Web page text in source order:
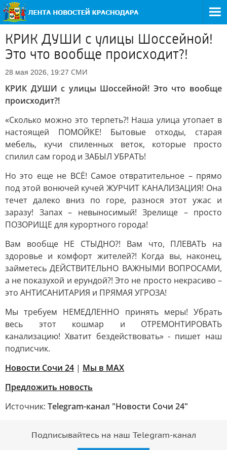
КРИК ДУШИ с улицы Шоссейной!
Это что вообще происходит?!
28 мая 2026, 19:27 СМИ
КРИК ДУШИ с улицы Шоссейной! Это что вообще
происходит?!
«Сколько можно это терпеть?! Наша улица утопает в
настоящей ПОМОЙКЕ! Бытовые отходы, старая
мебель, кучи спиленных веток, которые просто
спилил сам город и ЗАБЫЛ УБРАТЬ!
Но это еще не ВСЁ! Самое отвратительное – прямо
под этой вонючей кучей ЖУРЧИТ КАНАЛИЗАЦИЯ! Она
течет далеко вниз по горе, разнося этот ужас и
заразу! Запах – невыносимый! Зрелище – просто
ПОЗОРИЩЕ для курортного города!
Вам вообще НЕ СТЫДНО?! Вам что, ПЛЕВАТЬ на
здоровье и комфорт жителей?! Когда вы, наконец,
займетесь ДЕЙСТВИТЕЛЬНО ВАЖНЫМИ ВОПРОСАМИ,
а не показухой и ерундой?! Это не просто некрасиво –
это АНТИСАНИТАРИЯ и ПРЯМАЯ УГРОЗА!
Мы требуем НЕМЕДЛЕННО принять меры! Убрать
весь этот кошмар и ОТРЕМОНТИРОВАТЬ
канализацию! Хватит бездействовать» - пишет наш
подписчик.
Новости Сочи 24 | Мы в MAX
Предложить новость
Источник: Telegram-канал "Новости Сочи 24"
Подписывайтесь на наш Telegram-канал